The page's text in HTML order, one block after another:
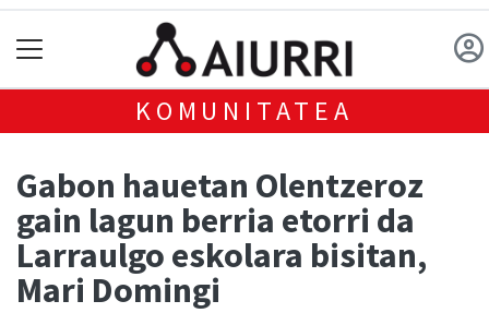
KOMUNITATEA
Gabon hauetan Olentzeroz
gain lagun berria etorri da
Larraulgo eskolara bisitan,
Mari Domingi